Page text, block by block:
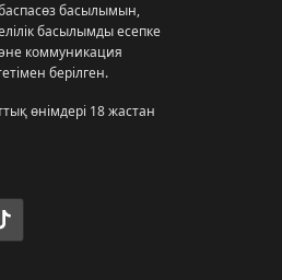
басылымын,
басылымды есепке
коммуникация
берілген.
өнімдері 18 жастан